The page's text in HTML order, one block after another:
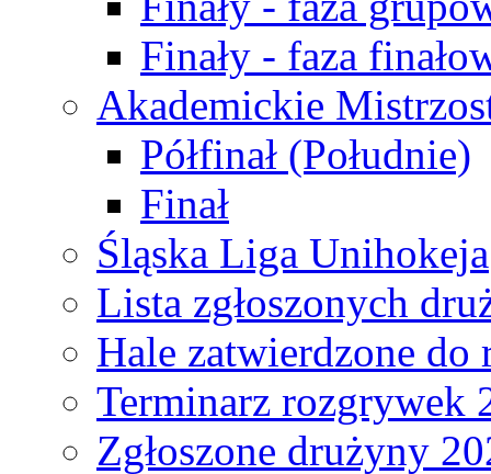
Finały - faza
Akademickie
Półfinał (Południe)
Finał
Śląska Liga Unihokeja
Lista zgłoszonych
Hale zatwierdzone do
Terminarz rozgrywek
Zgłoszone drużyny